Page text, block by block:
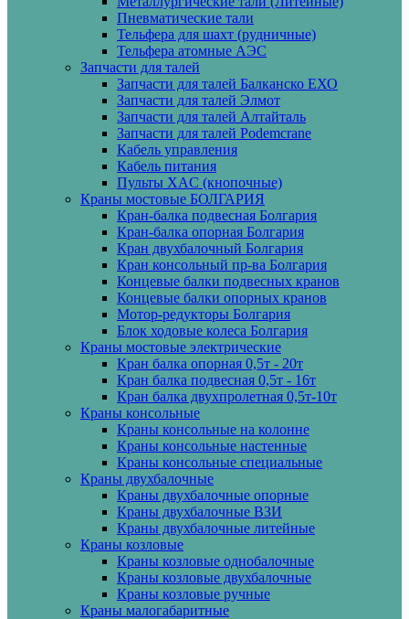
Пневматические тали
Тельфера для шахт (рудничные)
Тельфера атомные АЭС
Запчасти для талей
Запчасти для талей Балканско ЕХО
Запчасти для талей Элмот
Запчасти для талей Алтайталь
Запчасти для талей Podemcrane
Кабель управления
Кабель питания
Пульты XAC (кнопочные)
Краны мостовые БОЛГАРИЯ
Кран-балка подвесная Болгария
Кран-балка опорная Болгария
Кран двухбалочный Болгария
Кран консольный пр-ва Болгария
Концевые балки подвесных кранов
Концевые балки опорных кранов
Мотор-редукторы Болгария
Блок ходовые колеса Болгария
Краны мостовые электрические
Кран балка опорная 0,5т - 20т
Кран балка подвесная 0,5т - 16т
Кран балка двухпролетная 0,5т-10т
Краны консольные
Краны консольные на колонне
Краны консольные настенные
Краны консольные специальные
Краны двухбалочные
Краны двухбалочные опорные
Краны двухбалочные ВЗИ
Краны двухбалочные литейные
Краны козловые
Краны козловые однобалочные
Краны козловые двухбалочные
Краны козловые ручные
Краны малогабаритные